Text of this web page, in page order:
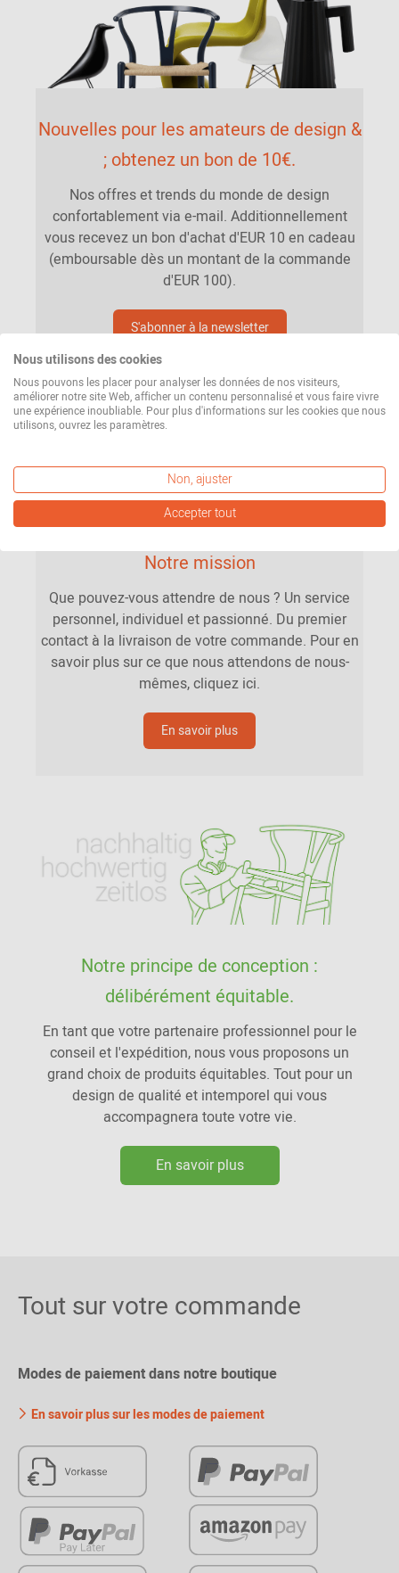
Nouvelles pour les amateurs de design &
; obtenez un bon de 10€.
Nos offres et trends du monde de design
confortablement via e-mail. Additionnellement
vous recevez un bon d'achat d'EUR 10 en cadeau
(emboursable dès un montant de la commande
d'EUR 100).
S'abonner à la newsletter
Notre mission
Que pouvez-vous attendre de nous ? Un service
personnel, individuel et passionné. Du premier
contact à la livraison de votre commande. Pour en
savoir plus sur ce que nous attendons de nous-
mêmes, cliquez ici.
En savoir plus
Notre principe de conception :
délibérément équitable.
En tant que votre partenaire professionnel pour le
conseil et l'expédition, nous vous proposons un
grand choix de produits équitables. Tout pour un
design de qualité et intemporel qui vous
accompagnera toute votre vie.
En savoir plus
Tout sur votre commande
Modes de paiement dans notre boutique
En savoir plus sur les modes de paiement
Nous utilisons des cookies
Nous pouvons les placer pour analyser les données de nos visiteurs,
améliorer notre site Web, afficher un contenu personnalisé et vous faire vivre
une expérience inoubliable. Pour plus d'informations sur les cookies que nous
utilisons, ouvrez les paramètres.
Non, ajuster
Accepter tout